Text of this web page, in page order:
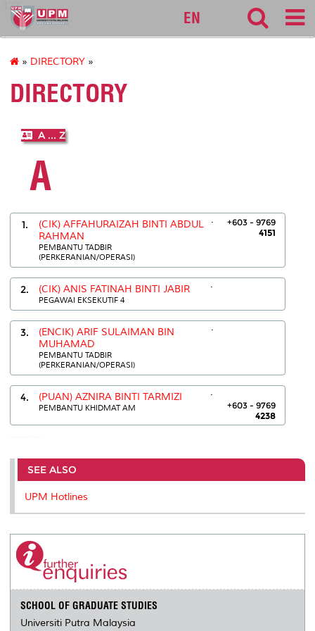
127
EN
» DIRECTORY »
DIRECTORY
A ... Z
A
1.
(CIK) AFFAHURAIZAH BINTI ABDUL
RAHMAN
PEMBANTU TADBIR
(PERKERANIAN/OPERASI)
.
+603 - 9769
4151
2. (CIK) ANIS FATINAH BINTI JABIR
PEGAWAI EKSEKUTIF 4
.
3.
(ENCIK) ARIF SULAIMAN BIN
MUHAMAD
PEMBANTU TADBIR
(PERKERANIAN/OPERASI)
.
4. (PUAN) AZNIRA BINTI TARMIZI
PEMBANTU KHIDMAT AM
.
+603 - 9769
4238
SEE ALSO
UPM Hotlines
SCHOOL OF GRADUATE STUDIES
Universiti Putra Malaysia